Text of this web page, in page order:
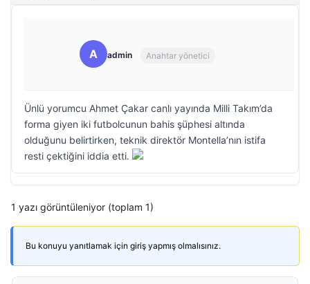
A admin Anahtar yönetici
Ünlü yorumcu Ahmet Çakar canlı yayında Milli Takım’da
forma giyen iki futbolcunun bahis şüphesi altında
olduğunu belirtirken, teknik direktör Montella’nın istifa
resti çektiğini iddia etti.
1 yazı görüntüleniyor (toplam 1)
Bu konuyu yanıtlamak için giriş yapmış olmalısınız.